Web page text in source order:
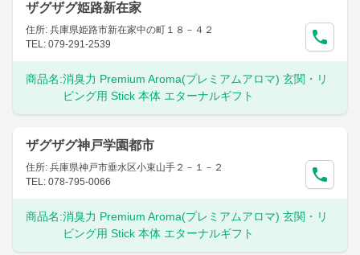
ザグザグ姫路新在家
住所: 兵庫県姫路市新在家中の町１８－４２
TEL: 079-291-2539
商品名:消臭力 Premium Aroma(プレミアムアロマ) 玄関・リ
ビング用 Stick 本体 エターナルギフト
ザグザグ神戸学園都市
住所: 兵庫県神戸市垂水区小束山手２－１－２
TEL: 078-795-0066
商品名:消臭力 Premium Aroma(プレミアムアロマ) 玄関・リ
ビング用 Stick 本体 エターナルギフト